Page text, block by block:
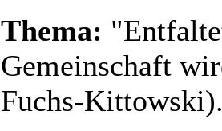
Thema:
Gemeinschaft
Fuchs-